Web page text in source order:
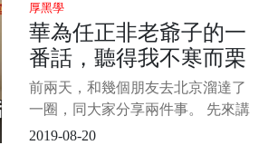
以成長。 在人生的漫漫長路上，其
實也是如此。 如何過好這一生，這
是一個永不過時的話題，很多過來
人站出來給後面的人指點迷津，因
為說的確實有道理，不少人將其奉
為瑰寶
厚黑學
華為任正非老爺子的一
番話，聽得我不寒而栗
前兩天，和幾個朋友去北京溜達了
一圈，同大家分享兩件事。 先來講
第一件事。 在去北京的高鐵上，完
2019-08-20